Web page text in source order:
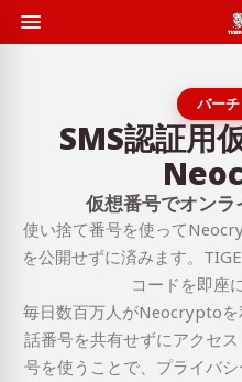
バー
SMS認証用
仮想番号でオン
使い捨て番号を使って
を公開せずに済みます。
コードを即座
毎日数百万人がNeocrypto
話番号を共有せずにアクセ
号を使うことで、プライバ